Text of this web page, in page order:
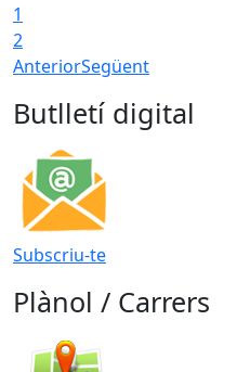
1
2
AnteriorSegüent
Butlletí digital
Subscriu-te
Plànol / Carrers